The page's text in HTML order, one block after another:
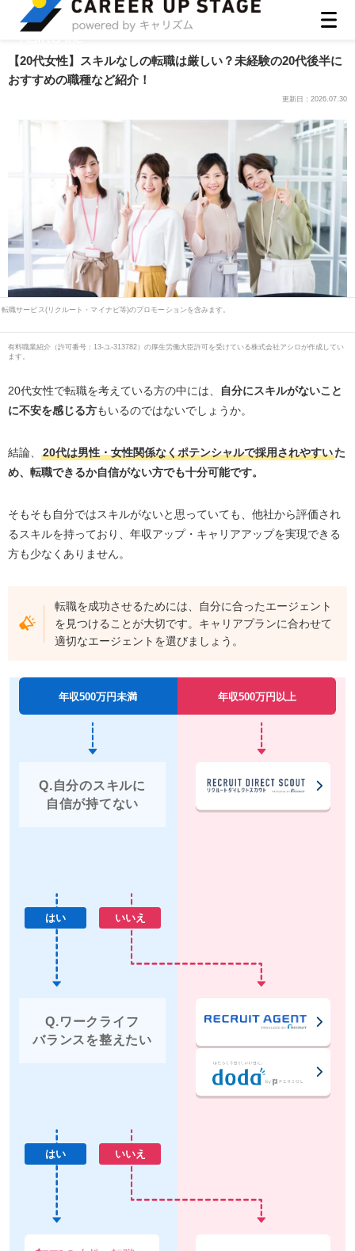
【20代女性】スキルなしの転職は厳しい？未経験の20代後半に
おすすめの職種など紹介！
更新日：2026.07.30
転職サービス(リクルート・マイナビ等)のプロモーションを含みます。
有料職業紹介（許可番号：13-ユ-313782）の厚生労働大臣許可を受けている株式会社アシロが作成してい
ます。
20代女性で転職を考えている方の中には、
自分にスキルがないこと
に不安を感じる方もいるのではないでしょうか。
結論、 20代は男性・女性関係なくポテンシャルで採用されやすいた
め、転職できるか自信がない方でも十分可能です。
そもそも自分ではスキルがないと思っていても、他社から評価され
るスキルを持っており、年収アップ・キャリアアップを実現できる
方も少なくありません。
転職を成功させるためには、自分に合ったエージェント
を見つけることが大切です。キャリアプランに合わせて
適切なエージェントを選びましょう。
年収500万円未満 年収500万円以上
Q.自分のスキルに
自信が持てない
はい いいえ
Q.ワークライフ
バランスを整えたい
はい いいえ